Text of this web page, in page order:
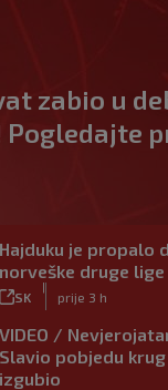
zabio u
Pogledajte
Hajduku je propalo
norveške druge lige
SK prije 3 h
VIDEO /
Slavio pobjedu
izgubio